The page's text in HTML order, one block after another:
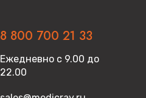
8 800 700 21 33
Ежедневно с 9.00 до
22.00